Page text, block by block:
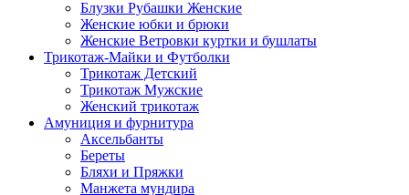
Блузки Рубашки Женские
Женские юбки и брюки
Женские Ветровки куртки и бушлаты
Трикотаж-Майки и Футболки
Трикотаж Детский
Трикотаж Мужские
Женский трикотаж
Амуниция и фурнитура
Аксельбанты
Береты
Бляхи и Пряжки
Манжета мундира